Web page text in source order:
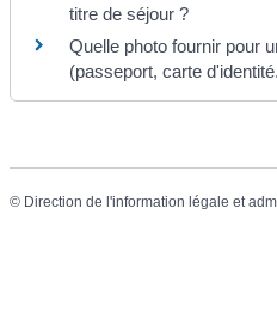
titre de séjour ?
Quelle photo fournir pour
(passeport, carte
© Direction de l'information légale et